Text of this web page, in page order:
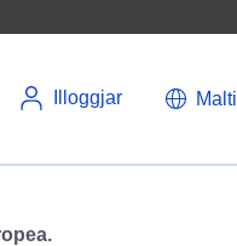
Illoggjar Malti